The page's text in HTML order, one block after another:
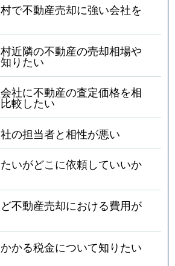
で不動産売却に強い会社を
近隣の不動産の売却相場や
りたい
社に不動産の査定価格を相
較したい
の担当者と相性が悪い
いがどこに依頼していいか
不動産売却における費用が
かる税金について知りたい